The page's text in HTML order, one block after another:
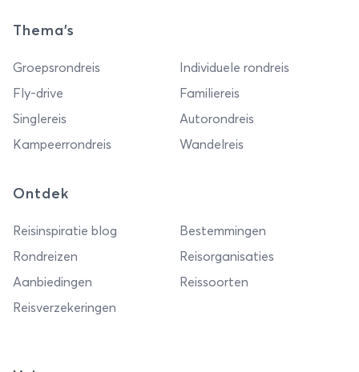
Thema's
Groepsrondreis
Individuele rondreis
Fly-drive
Familiereis
Singlereis
Autorondreis
Kampeerrondreis
Wandelreis
Ontdek
Reisinspiratie blog
Bestemmingen
Rondreizen
Reisorganisaties
Aanbiedingen
Reissoorten
Reisverzekeringen